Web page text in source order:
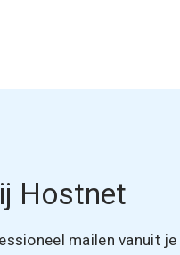
Hostnet
mailen vanuit je